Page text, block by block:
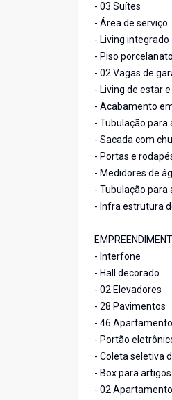
- 03 Suítes
- Área de serviço
- Living integrado
- Piso porcelanato
- 02 Vagas de
- Living de estar
- Acabamento
- Tubulação para
- Sacada com
- Portas e
- Medidores de
- Tubulação
- Infra estrutura
- Interfone
- Hall decorado
- 02 Elevadores
- 28 Pavimentos
- 46
- Portão
- Coleta seletiva
- Box para
- 02